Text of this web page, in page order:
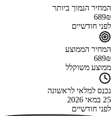
המחיר הנמוך ביותר
689₪
לפני חודשיים
המחיר הממוצע
689₪
ממוצע משוקלל
נכנס למלאי לראשונה
25 במאי 2026
לפני חודשיים